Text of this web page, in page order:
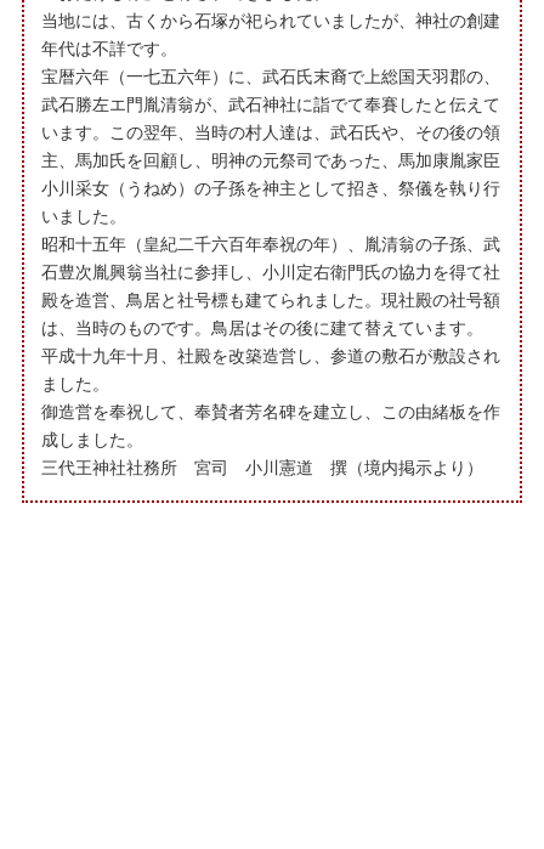
当地には、古くから石塚が祀られていましたが、神社の創建
年代は不詳です。
宝暦六年（一七五六年）に、武石氏末裔で上総国天羽郡の、
武石勝左エ門胤清翁が、武石神社に詣でて奉賽したと伝えて
います。この翌年、当時の村人達は、武石氏や、その後の領
主、馬加氏を回顧し、明神の元祭司であった、馬加康胤家臣
小川采女（うねめ）の子孫を神主として招き、祭儀を執り行
いました。
昭和十五年（皇紀二千六百年奉祝の年）、胤清翁の子孫、武
石豊次胤興翁当社に参拝し、小川定右衛門氏の協力を得て社
殿を造営、鳥居と社号標も建てられました。現社殿の社号額
は、当時のものです。鳥居はその後に建て替えています。
平成十九年十月、社殿を改築造営し、参道の敷石が敷設され
ました。
御造営を奉祝して、奉賛者芳名碑を建立し、この由緒板を作
成しました。
三代王神社社務所 宮司 小川憲道 撰（境内掲示より）